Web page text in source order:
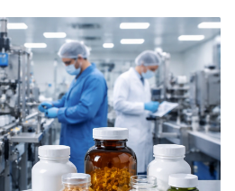
compléments alimentaires.